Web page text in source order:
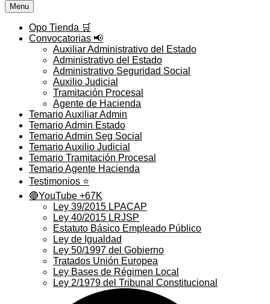
Menu
Opo Tienda 🛒
Convocatorias 📢
Auxiliar Administrativo del Estado
Administrativo del Estado
Administrativo Seguridad Social
Auxilio Judicial
Tramitación Procesal
Agente de Hacienda
Temario Auxiliar Admin
Temario Admin Estado
Temario Admin Seg Social
Temario Auxilio Judicial
Temario Tramitación Procesal
Temario Agente Hacienda
Testimonios ⭐️
🔴YouTube +67K
Ley 39/2015 LPACAP
Ley 40/2015 LRJSP
Estatuto Básico Empleado Público
Ley de Igualdad
Ley 50/1997 del Gobierno
Tratados Unión Europea
Ley Bases de Régimen Local
Ley 2/1979 del Tribunal Constitucional